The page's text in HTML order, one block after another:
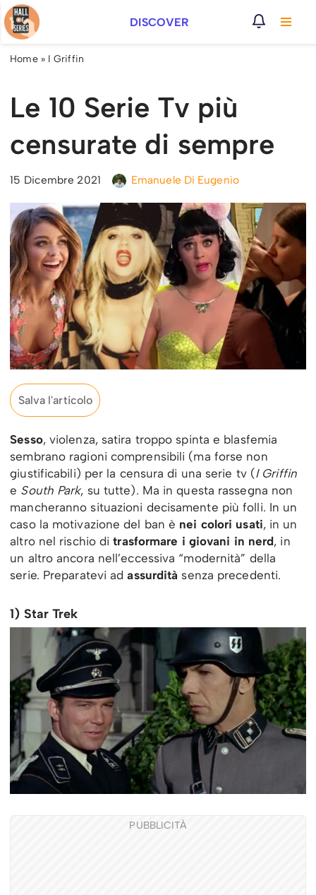
Vai
al
DISCOVER
Home» I Griffin
Le 10 Serie Tv più
censurate di sempre
15 Dicembre 2021 Emanuele Di Eugenio
Salva l'articolo
Sesso, violenza, satira troppo spinta e blasfemia
sembrano ragioni comprensibili (ma forse non
giustificabili) per la censura di una serie tv (I Griffin
e South Park, su tutte). Ma in questa rassegna non
mancheranno situazioni decisamente più folli. In un
caso la motivazione del ban è nei colori usati, in un
altro nel rischio ditrasformare i giovani in nerd, in
un altro ancora nell’eccessiva “modernità” della
serie. Preparatevi adassurdità senza precedenti.
1) Star Trek
PUBBLICITÀ